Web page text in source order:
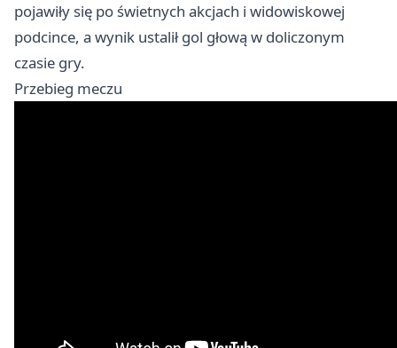
pojawiły się po świetnych akcjach i widowiskowej
podcince, a wynik ustalił gol głową w doliczonym
czasie gry.
Przebieg meczu